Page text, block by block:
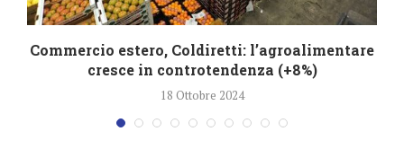
Commercio estero, Coldiretti: l’agroalimentare
cresce in controtendenza (+8%)
18 Ottobre 2024